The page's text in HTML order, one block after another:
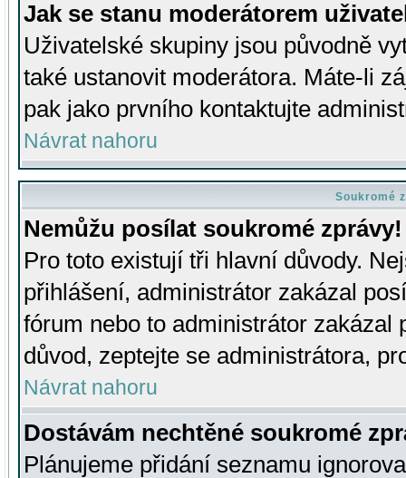
Jak se stanu moderátorem
Uživatelské skupiny jsou původně
také ustanovit moderátora. Máte-li
pak jako prvního kontaktujte
Návrat nahoru
Soukromé
Nemůžu posílat soukromé zprávy!
Pro toto existují tři hlavní důvody.
přihlášení, administrátor zakázal
fórum nebo to administrátor zakázal
důvod, zeptejte se administrátora,
Návrat nahoru
Dostávám nechtěné soukromé
Plánujeme přidání seznamu